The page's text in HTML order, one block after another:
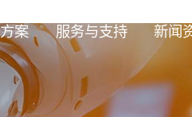
案 服务与支持 新闻